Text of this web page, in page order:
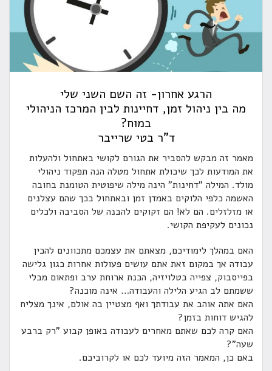
הרגע אחרון- זה השם השני שלי
מה בין ניהול זמן, דחיינות לבין המרכז הניהולי
במוח?
ד"ר בטי שרייבר
מאמר זה מבקש להסביר את הגורם לקושי באתחול ולהעלות
את המודעות לכך שיכולת אתחול מטלה הנה תפקוד ניהולי
מולד. המילה "דחינות" הינה מילה שיפוטית הטומנת בחובה
האשמה כלפי הלוקים באמדן זמן ובאתחול בכך שהם עצלנים
או מזלזלים. הם לא! הם זקוקים להבנה של הסביבה ולכלים
נכונים לעקיפת הקושי.
האם במהלך לימודיכם, מצאתם את עצמכם מתכוונים להכין
עבודה אך במקום זאת אתם עושים פעולות אחרות כגון גלישה
בפייסבוק, צפייה בטלויזיה, הכנת ארוחת ערב ופתאום מבלי
ששמתם לב הגיע הלילה והעבודה… אינה מוכנה?
האם אתה אוהב את עבודתך ואף מצטיין בה אולם, אינך מצליח
להגיש דוחות בזמן?
האם קרה לכם שאתם מאחרים לעבודה באופן קבוע "רק ברבע
שעה”?
באם כן, המאמר הזה מיועד לכם או לקרוביכם.